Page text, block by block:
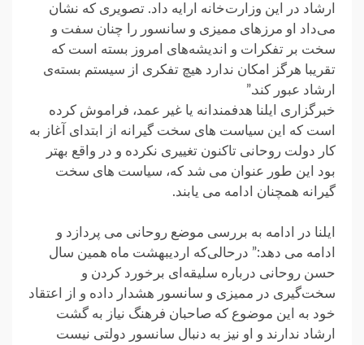
ارشاد در این وزارت‌خانه ارایه داد. تصویری که نشان
می‌داد او مرزهای ممیزی و سانسور را چنان سفت و
سخت بر تفکرات و اندیشه‌های امروز بسته است که
تقریبا هرگز امکان ندارد هیچ تفکری از سیستم بسته‌ی
ارشاد عبور کند.”
خبرگزاری ایلنا هدفمندانه یا غیر عمد، فراموش کرده
است که این سیاست های سخت گیرانه از ابتدای آغاز به
کار دولت روحانی تاکنون تغییری نکرده و در واقع بهتر
بود این طور عنوان می شد که، سیاست های سخت
گیرانه همچنان ادامه می یابند.
ایلنا در ادامه به بررسی موضع روحانی می پردازد و
ادامه می دهد:” درحالی‌که اردیبهشت ماه همین سال
حسن روحانی درباره سلیقه‌ای برخورد کردن و
سخت‌گیری در ممیزی و سانسور هشدار داده و از اعتقاد
خود به این موضوع که صاحبان فرهنگ نیاز به گشت
ارشاد ندارند و او نیز به دنبال سانسور دولتی نیست